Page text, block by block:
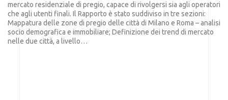
mercato residenziale di pregio, capace di rivolgersi sia agli operatori
che agli utenti finali. Il Rapporto è stato suddiviso in tre sezioni:
Mappatura delle zone di pregio delle città di Milano e Roma – analisi
socio demografica e immobiliare; Definizione dei trend di mercato
nelle due città, a livello…